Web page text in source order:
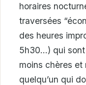
horaires
traversées
des heures
5h30…) qui
moins chères et
quelqu’un qui